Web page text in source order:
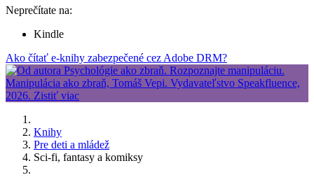
Neprečítate na:
Kindle
Ako čítať e-knihy zabezpečené cez Adobe DRM?
Knihy
Pre deti a mládež
Sci-fi, fantasy a komiksy